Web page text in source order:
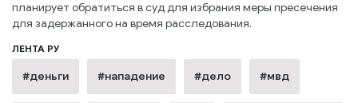
планирует обратиться в суд для избрания меры пресечения
для задержанного на время расследования.
ЛЕНТА РУ
#деньги #нападение #дело #мвд